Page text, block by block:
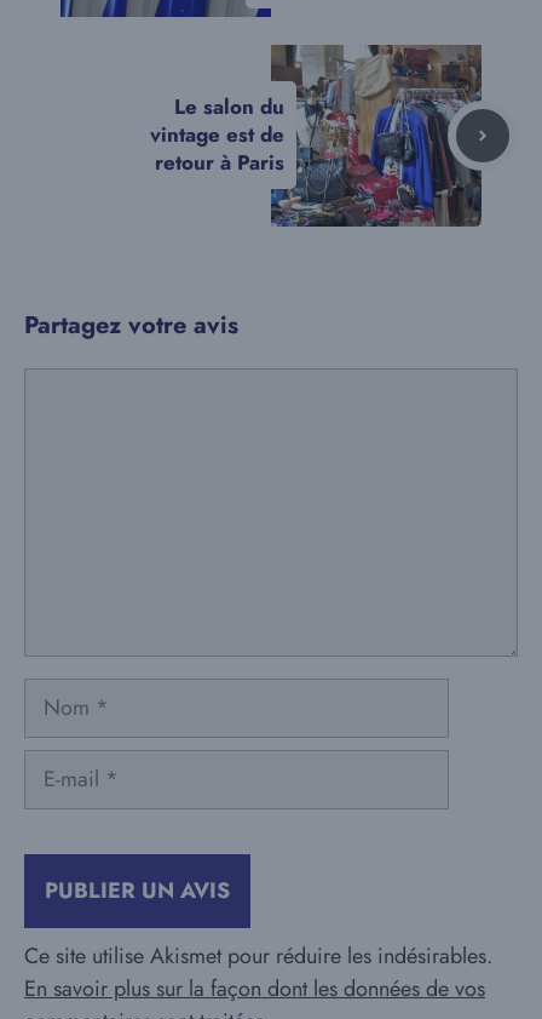
Le salon du
vintage est de
retour à Paris
Partagez votre avis
Nom
mail
Ce site utilise Akismet pour réduire les indésirables.
En savoir plus sur la façon dont les données de vos